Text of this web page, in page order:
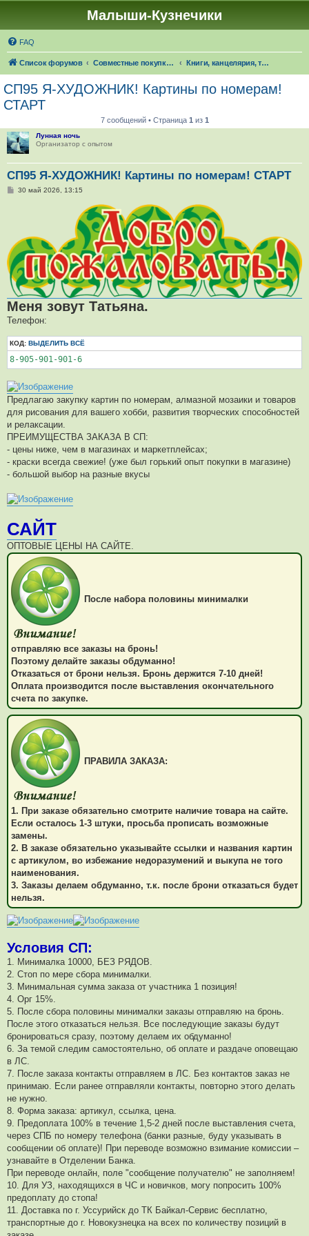
Малыши-Кузнечики
FAQ
Список форумов Совместные покупки "Малыши-Кузнечики" Книги, канцелярия, товары для творчества: 🍁☔🎓 ЧЕРЕЗ 24 ДНЯ НАСТУПИТ ОСЕНЬ!
СП95 Я-ХУДОЖНИК! Картины по номерам!
СТАРТ
7 сообщений • Страница 1 из 1
Лунная ночь
Организатор с опытом
СП95 Я-ХУДОЖНИК! Картины по номерам! СТАРТ
С
и
е
30 май 2026, 13:15
Меня зовут Татьяна.
Телефон:
КОД: ВЫДЕЛИТЬ ВСЁ
8-905-901-901-6
Предлагаю закупку картин по номерам, алмазной мозаики и товаров
для рисования для вашего хобби, развития творческих способностей
и релаксации.
ПРЕИМУЩЕСТВА ЗАКАЗА В СП:
- цены ниже, чем в магазинах и маркетплейсах;
- краски всегда свежие! (уже был горький опыт покупки в магазине)
- большой выбор на разные вкусы
САЙТ
ОПТОВЫЕ ЦЕНЫ НА САЙТЕ.
После набора половины минималки
отправляю все заказы на бронь!
Поэтому делайте заказы обдуманно!
Отказаться от брони нельзя. Бронь держится 7-10 дней!
Оплата производится после выставления окончательного
счета по закупке.
ПРАВИЛА ЗАКАЗА:
1. При заказе обязательно смотрите наличие товара на сайте.
Если осталось 1-3 штуки, просьба прописать возможные
замены.
2. В заказе обязательно указывайте ссылки и названия картин
с артикулом, во избежание недоразумений и выкупа не того
наименования.
3. Заказы делаем обдуманно, т.к. после брони отказаться будет
нельзя.
Условия СП:
1. Минималка 10000, БЕЗ РЯДОВ.
2. Стоп по мере сбора минималки.
3. Минимальная сумма заказа от участника 1 позиция!
4. Орг 15%.
5. После сбора половины минималки заказы отправляю на бронь.
После этого отказаться нельзя. Все последующие заказы будут
бронироваться сразу, поэтому делаем их обдуманно!
6. За темой следим самостоятельно, об оплате и раздаче оповещаю
в ЛС.
7. После заказа контакты отправляем в ЛС. Без контактов заказ не
принимаю. Если ранее отправляли контакты, повторно этого делать
не нужно.
8. Форма заказа: артикул, ссылка, цена.
9. Предоплата 100% в течение 1,5-2 дней после выставления счета,
через СПБ по номеру телефона (банки разные, буду указывать в
сообщении об оплате)! При переводе возможно взимание комиссии –
узнавайте в Отделении Банка.
При переводе онлайн, поле "сообщение получателю" не заполняем!
10. Для УЗ, находящихся в ЧС и новичков, могу попросить 100%
предоплату до стопа!
11. Доставка по г. Уссурийск до ТК Байкал-Сервис бесплатно,
транспортные до г. Новокузнецка на всех по количеству позиций в